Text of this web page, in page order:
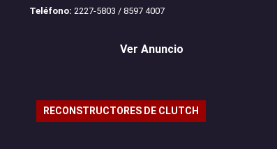
Teléfono: 2227-5803 / 8597 4007
Ver Anuncio
RECONSTRUCTORES DE CLUTCH